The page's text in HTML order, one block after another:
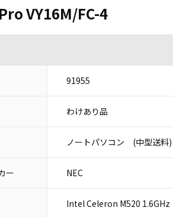
VY16M/FC-4
91955
わけあり品
ノートパソコン (中型送料)
ー NEC
Intel Celeron M520 1.6GHz